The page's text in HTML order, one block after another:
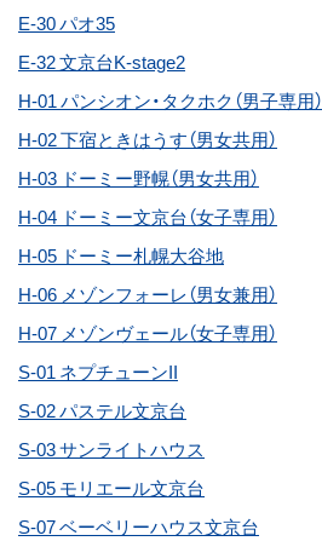
E-30 パオ35
E-32 文京台K-stage2
H-01 パンシオン・タクホク（男子専用）
H-02 下宿ときはうす（男女共用）
H-03 ドーミー野幌（男女共用）
H-04 ドーミー文京台（女子専用）
H-05 ドーミー札幌大谷地
H-06 メゾンフォーレ（男女兼用）
H-07 メゾンヴェール（女子専用）
S-01 ネプチューンII
S-02 パステル文京台
S-03 サンライトハウス
S-05 モリエール文京台
S-07 ベーベリーハウス文京台